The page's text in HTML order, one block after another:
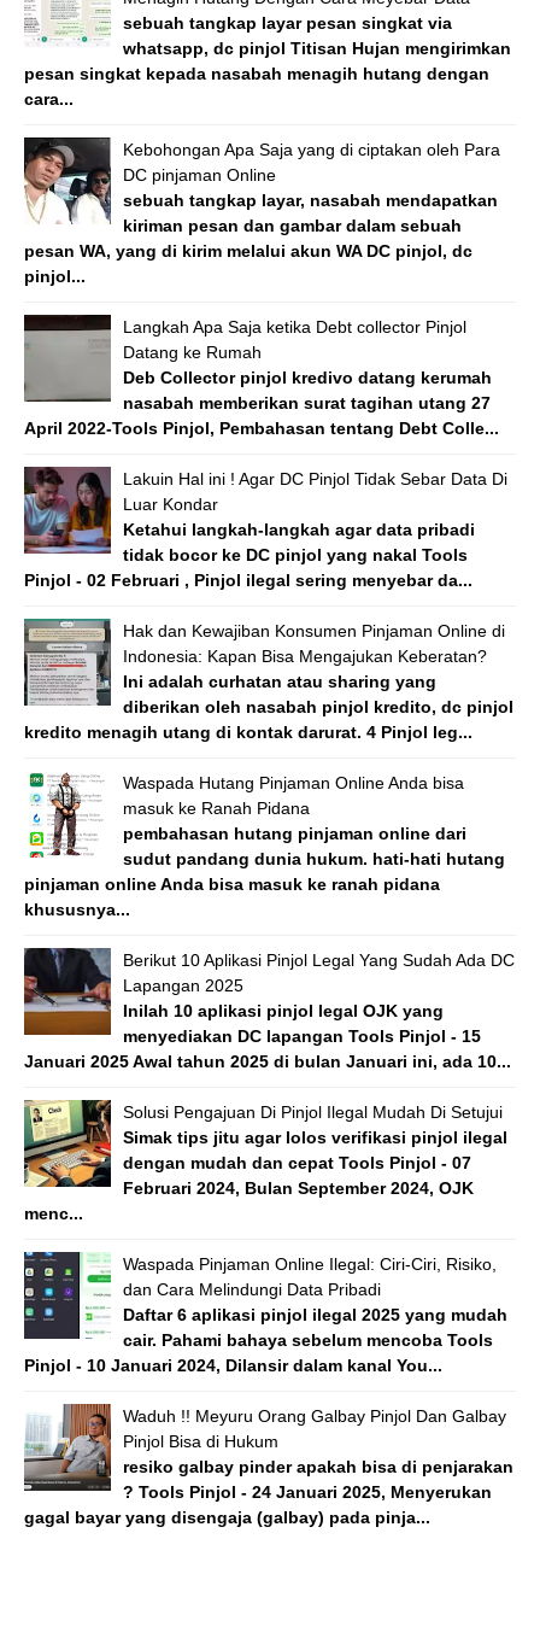
sebuah tangkap layar pesan singkat via
whatsapp, dc pinjol Titisan Hujan mengirimkan
pesan singkat kepada nasabah menagih hutang dengan
cara...
Kebohongan Apa Saja yang di ciptakan oleh Para
DC pinjaman Online
sebuah tangkap layar, nasabah mendapatkan
kiriman pesan dan gambar dalam sebuah
pesan WA, yang di kirim melalui akun WA DC pinjol, dc
pinjol...
Langkah Apa Saja ketika Debt collector Pinjol
Datang ke Rumah
Deb Collector pinjol kredivo datang kerumah
nasabah memberikan surat tagihan utang 27
April 2022-Tools Pinjol, Pembahasan tentang Debt Colle...
Lakuin Hal ini ! Agar DC Pinjol Tidak Sebar Data Di
Luar Kondar
Ketahui langkah-langkah agar data pribadi
tidak bocor ke DC pinjol yang nakal Tools
Pinjol - 02 Februari , Pinjol ilegal sering menyebar da...
Hak dan Kewajiban Konsumen Pinjaman Online di
Indonesia: Kapan Bisa Mengajukan Keberatan?
Ini adalah curhatan atau sharing yang
diberikan oleh nasabah pinjol kredito, dc pinjol
kredito menagih utang di kontak darurat. 4 Pinjol leg...
Waspada Hutang Pinjaman Online Anda bisa
masuk ke Ranah Pidana
pembahasan hutang pinjaman online dari
sudut pandang dunia hukum. hati-hati hutang
pinjaman online Anda bisa masuk ke ranah pidana
khususnya...
Berikut 10 Aplikasi Pinjol Legal Yang Sudah Ada DC
Lapangan 2025
Inilah 10 aplikasi pinjol legal OJK yang
menyediakan DC lapangan Tools Pinjol - 15
Januari 2025 Awal tahun 2025 di bulan Januari ini, ada 10...
Solusi Pengajuan Di Pinjol Ilegal Mudah Di Setujui
Simak tips jitu agar lolos verifikasi pinjol ilegal
dengan mudah dan cepat Tools Pinjol - 07
Februari 2024, Bulan September 2024, OJK
menc...
Waspada Pinjaman Online Ilegal: Ciri-Ciri, Risiko,
dan Cara Melindungi Data Pribadi
Daftar 6 aplikasi pinjol ilegal 2025 yang mudah
cair. Pahami bahaya sebelum mencoba Tools
Pinjol - 10 Januari 2024, Dilansir dalam kanal You...
Waduh !! Meyuru Orang Galbay Pinjol Dan Galbay
Pinjol Bisa di Hukum
resiko galbay pinder apakah bisa di penjarakan
? Tools Pinjol - 24 Januari 2025, Menyerukan
gagal bayar yang disengaja (galbay) pada pinja...